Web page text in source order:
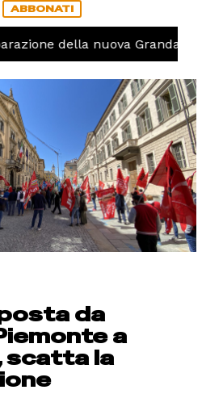
ABBONATI
della nuova Granda Volley
da
a
scatta la